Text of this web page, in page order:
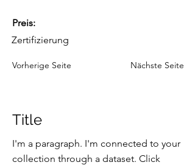
Preis:
Zertifizierung
Vorherige Seite Nächste Seite
Title
I'm a paragraph. I'm connected to your
collection through a dataset. Click